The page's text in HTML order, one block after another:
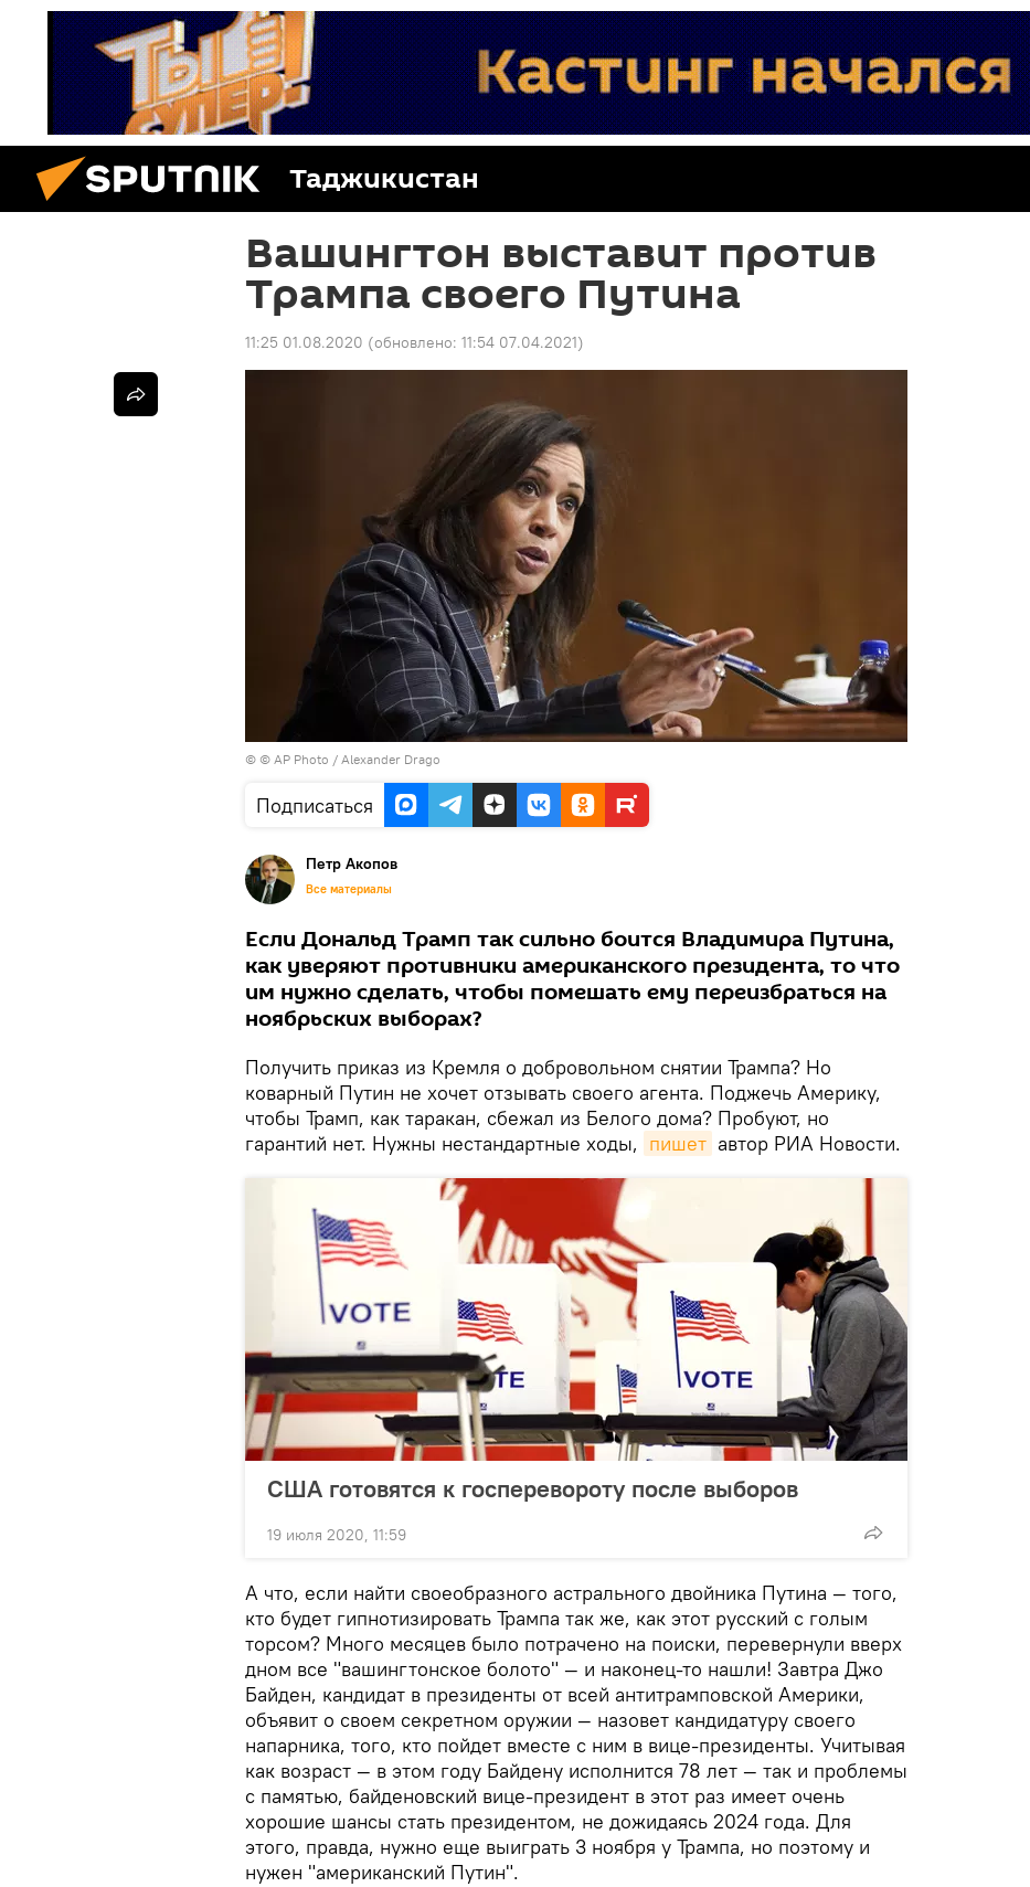
Таджикистан
Вашингтон выставит против
Трампа своего Путина
11:25 01.08.2020 (обновлено: 11:54 07.04.2021)
© © AP Photo / Alexander Drago
Подписаться
Петр Акопов
Все материалы
Если Дональд Трамп так сильно боится Владимира Путина,
как уверяют противники американского президента, то что
им нужно сделать, чтобы помешать ему переизбраться на
ноябрьских выборах?
Получить приказ из Кремля о добровольном снятии Трампа? Но
коварный Путин не хочет отзывать своего агента. Поджечь Америку,
чтобы Трамп, как таракан, сбежал из Белого дома? Пробуют, но
гарантий нет. Нужны нестандартные ходы, пишет автор РИА Новости.
США готовятся к госперевороту после выборов
19 июля 2020, 11:59
А что, если найти своеобразного астрального двойника Путина — того,
кто будет гипнотизировать Трампа так же, как этот русский с голым
торсом? Много месяцев было потрачено на поиски, перевернули вверх
дном все "вашингтонское болото" — и наконец-то нашли! Завтра Джо
Байден, кандидат в президенты от всей антитрамповской Америки,
объявит о своем секретном оружии — назовет кандидатуру своего
напарника, того, кто пойдет вместе с ним в вице-президенты. Учитывая
как возраст — в этом году Байдену исполнится 78 лет — так и проблемы
с памятью, байденовский вице-президент в этот раз имеет очень
хорошие шансы стать президентом, не дожидаясь 2024 года. Для
этого, правда, нужно еще выиграть 3 ноября у Трампа, но поэтому и
нужен "американский Путин".